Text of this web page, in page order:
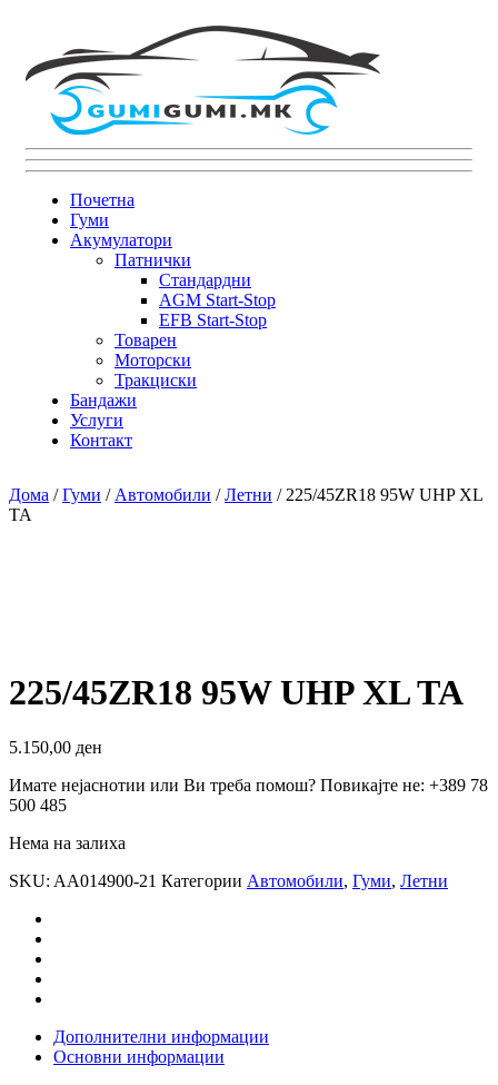
Почетна
Гуми
Акумулатори
Патнички
Стандардни
AGM Start-Stop
EFB Start-Stop
Товарен
Моторски
Тракциски
Бандажи
Услуги
Контакт
Дома /Гуми / Автомобили /Летни / 225/45ZR18 95W UHP XL
TA
225/45ZR18 95W UHP XL TA
5.150,00 ден
Имате нејаснотии или Ви треба помош? Повикајте не: +389 78
500 485
Нема на залиха
SKU: AA014900-21 Категории Автомобили, Гуми, Летни
Дополнителни информации
Основни информации